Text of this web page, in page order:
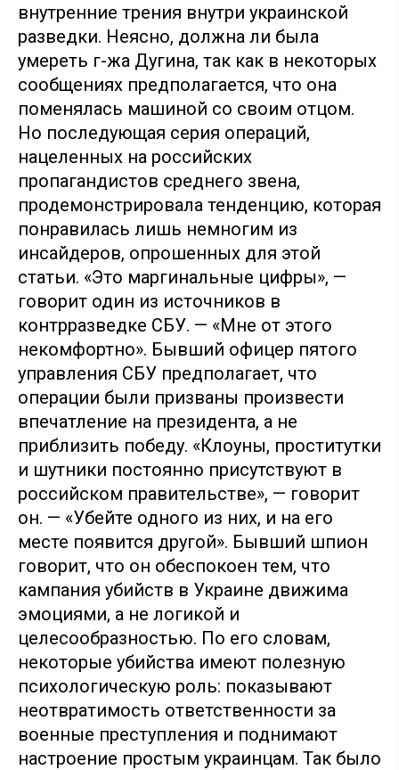
внутренние трения внутри украинской
разведки. Неясно, должна ли была
умереть г-жа Дугина, так как в некоторых
сообщениях предполагается, что она
поменялась машиной со своим отцом.
Но последующая серия операций,
нацеленных на российских
пропагандистов среднего звена,
продемонстрировала тенденцию, которая
понравилась лишь немногим из
инсайдеров, опрошенных для этой
статьи. «Это маргинальные цифры», —
говорит один из источников в
контрразведке СБУ. — «Мне от этого
некомфортно». Бывший офицер пятого
управления СБУ предполагает, что
операции были призваны произвести
впечатление на президента, а не
приблизить победу. «Клоуны, проститутки
и шутники постоянно присутствуют в
российском правительстве», — говорит
он. — «Убейте одного из них, и на его
месте появится другой». Бывший шпион
говорит, что он обеспокоен тем, что
кампания убийств в Украине движима
эмоциями, а не логикой и
целесообразностью. По его словам,
некоторые убийства имеют полезную
психологическую роль: показывают
неотвратимость ответственности за
военные преступления и поднимают
настроение простым украинцам. Так было